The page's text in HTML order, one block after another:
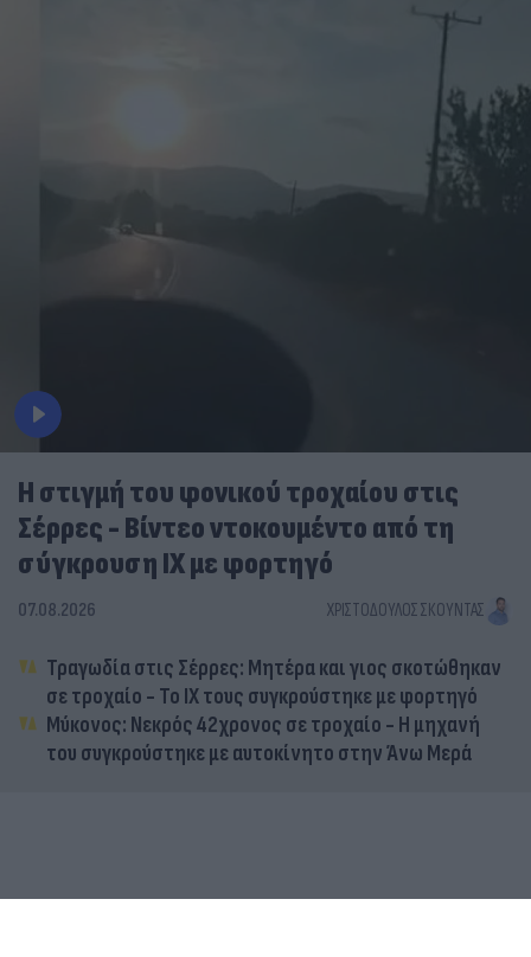
Η στιγμή του φονικού τροχαίου στις
Σέρρες - Βίντεο ντοκουμέντο από τη
σύγκρουση ΙΧ με φορτηγό
07.08.2026 ΧΡΙΣΤΌΔΟΥΛΟΣ ΣΚΟΎΝΤΑΣ
Τραγωδία στις Σέρρες: Μητέρα και γιος σκοτώθηκαν
σε τροχαίο - Το ΙΧ τους συγκρούστηκε με φορτηγό
Μύκονος: Νεκρός 42χρονος σε τροχαίο - Η μηχανή
του συγκρούστηκε με αυτοκίνητο στην Άνω Μερά